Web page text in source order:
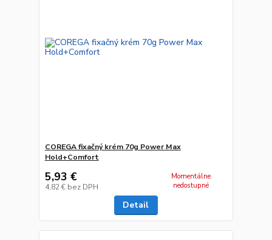
COREGA fixačný krém 70g Power Max
Hold+Comfort
5,93 €
4,82 € bez DPH
Momentálne
nedostupné
Detail